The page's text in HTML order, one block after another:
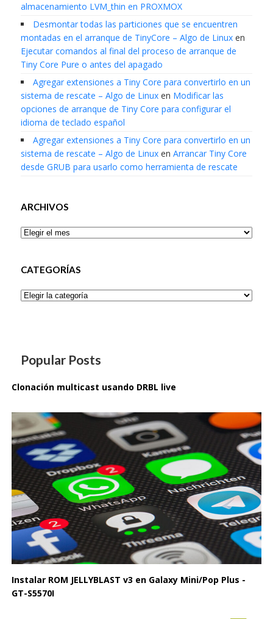
almacenamiento LVM_thin en PROXMOX
Desmontar todas las particiones que se encuentren
montadas en el arranque de TinyCore – Algo de Linuxen
Ejecutar comandos al final del proceso de arranque de
Tiny Core Pure o antes del apagado
Agregar extensiones a Tiny Core para convertirlo en un
sistema de rescate – Algo de Linuxen Modificar las
opciones de arranque de Tiny Core para configurar el
idioma de teclado español
Agregar extensiones a Tiny Core para convertirlo en un
sistema de rescate – Algo de Linuxen Arrancar Tiny Core
desde GRUB para usarlo como herramienta de rescate
ARCHIVOS
Archivos
CATEGORÍAS
Categorías
Popular Posts
Clonación multicast usando DRBL live
Instalar ROM JELLYBLAST v3 en Galaxy Mini/Pop Plus -
GT-S5570I